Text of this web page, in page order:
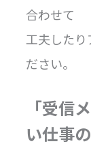
合わせて
工夫したり
ださい。
「受信
い仕事